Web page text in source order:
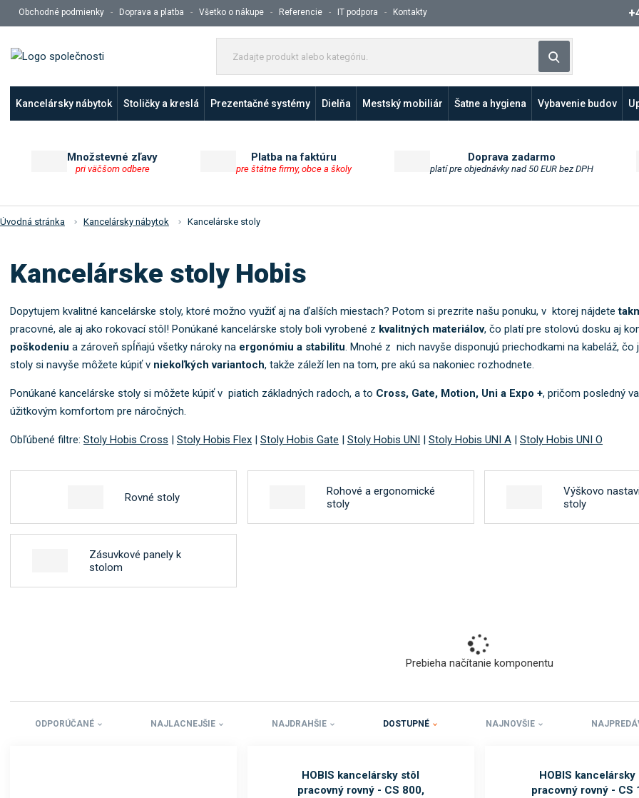
Obchodné podmienky Doprava a platba Všetko o nákupe Referencie IT podpora Kontakty
d
j
t
b
o
k
e
r
u
Kancelársky nábytok Stoličky a kreslá Prezentačné systémy Dielňa Mestský mobiliár Šatne a hygiena Vybavenie budov
Množstevné zľavy
pri väčšom odbere
Platba na faktúru
pre štátne firmy, obce a školy
Doprava zadarmo
platí pre objednávky nad 50 EUR bez DPH
Úvodná stránka Kancelársky nábytok Kancelárske stoly
Kancelárske stoly Hobis
Dopytujem kvalitné kancelárske stoly, ktoré možno využiť aj na ďalších miestach? Potom si prezrite našu ponuku, v ktorej nájdete
pracovné, ale aj ako rokovací stôl! Ponúkané kancelárske stoly boli vyrobené z kvalitných materiálov, čo platí pre stolovú dosku aj
poškodeniua zároveň spĺňajú všetky nároky na ergonómiu a stabilitu. Mnohé z nich navyše disponujú priechodkami na kabeláž,
stoly si navyše môžete kúpiť v niekoľkých variantoch, takže záleží len na tom, pre akú sa nakoniec rozhodnete.
Ponúkané kancelárske stoly si môžete kúpiť v piatich základných radoch, a to Cross, Gate, Motion, Uni a Expo +, pričom posledný
úžitkovým komfortom pre náročných.
Obľúbené filtre: Stoly Hobis Cross |Stoly Hobis Flex |Stoly Hobis Gate |Stoly Hobis UNI |Stoly Hobis UNI A |Stoly Hobis UNI O
Rovné stoly
Rohové a ergonomické
stoly
Výškovo
stoly
Zásuvkové panely k
stolom
Prebieha načítanie komponentu
ODPORÚČANÉ NAJLACNEJŠIE NAJDRAHŠIE DOSTUPNÉ NAJNOVŠIE
HOBIS kancelársky stôl
pracovný rovný - CS 800,
HOBIS kancelársky
pracovný rovný - CS